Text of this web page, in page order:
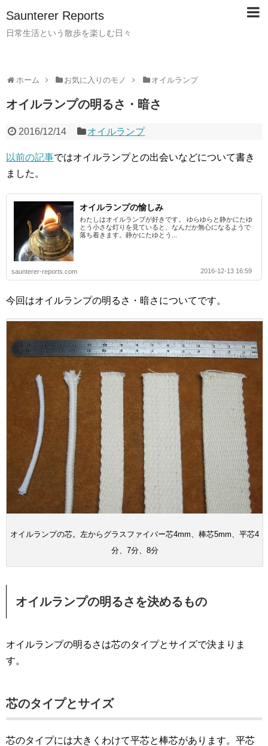
Saunterer Reports
日常生活という散歩を楽しむ日々
ホーム お気に入りのモノ オイルランプ
オイルランプの明るさ・暗さ
2016/12/14 オイルランプ
以前の記事ではオイルランプとの出会いなどについて書き
ました。
オイルランプの愉しみ
わたしはオイルランプが好きです。 ゆらゆらと静かにたゆ
とう小さな灯りを見ていると、なんだか無心になるようで
落ち着きます。静かにたゆとう...
saunterer-reports.com 2016-12-13 16:59
今回はオイルランプの明るさ・暗さについてです。
オイルランプの芯。左からグラスファイバー芯4mm、棒芯5mm、平芯4
分、7分、8分
オイルランプの明るさを決めるもの
オイルランプの明るさは芯のタイプとサイズで決まりま
す。
芯のタイプとサイズ
芯のタイプには大きくわけて平芯と棒芯があります。平芯